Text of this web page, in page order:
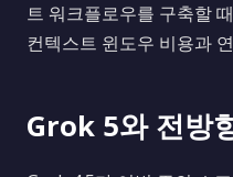
트 워크플로우를 구축할
컨텍스트 윈도우 비용과
Grok 5와 전방